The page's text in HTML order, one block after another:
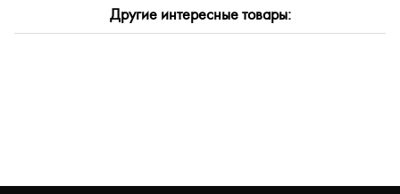
Другие интересные товары: